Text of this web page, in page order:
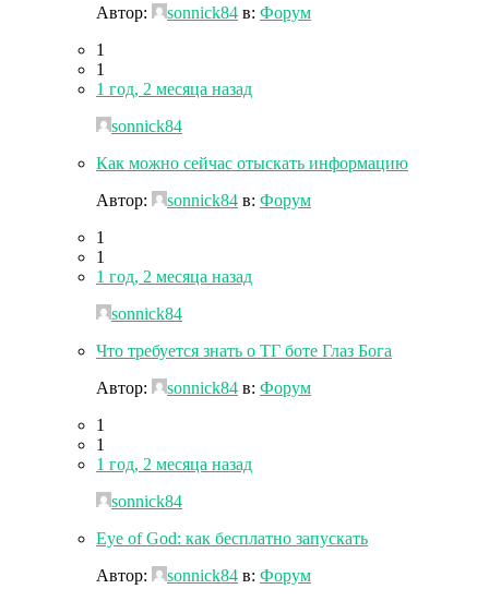
Автор:
sonnick84 в: Форум
1
1
1 год, 2 месяца назад
sonnick84
Как можно сейчас отыскать информацию
Автор:
sonnick84 в: Форум
1
1
1 год, 2 месяца назад
sonnick84
Что требуется знать о ТГ боте Глаз Бога
Автор:
sonnick84 в: Форум
1
1
1 год, 2 месяца назад
sonnick84
Eye of God: как бесплатно запускать
Автор:
sonnick84 в: Форум